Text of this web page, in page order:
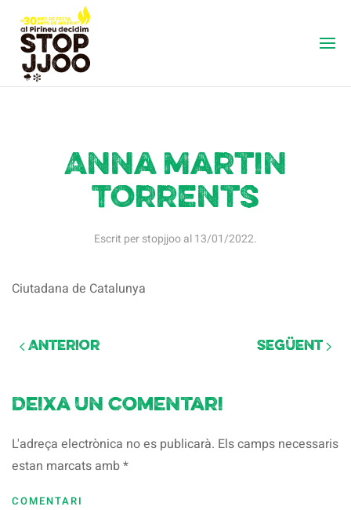
Anna Martin
Torrents
Escrit perstopjjooal13/01/2022.
Ciutadana de Catalunya
Anterior Següent
Deixa un comentari
L'adreça electrònica no es publicarà. Els camps necessaris
estan marcats amb*
COMENTARI